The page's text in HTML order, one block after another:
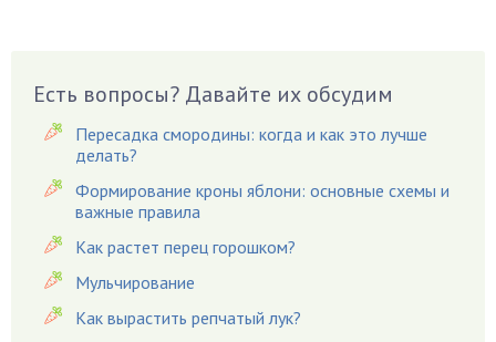
Виноград
Вишня
Вредители
Гардения
Гацания
Гвоздики
Георгины
Герань
Есть вопросы? Давайте их обсудим
Пересадка смородины: когда и как это лучше
делать?
Формирование кроны яблони: основные схемы и
важные правила
Как растет перец горошком?
Мульчирование
Как вырастить репчатый лук?